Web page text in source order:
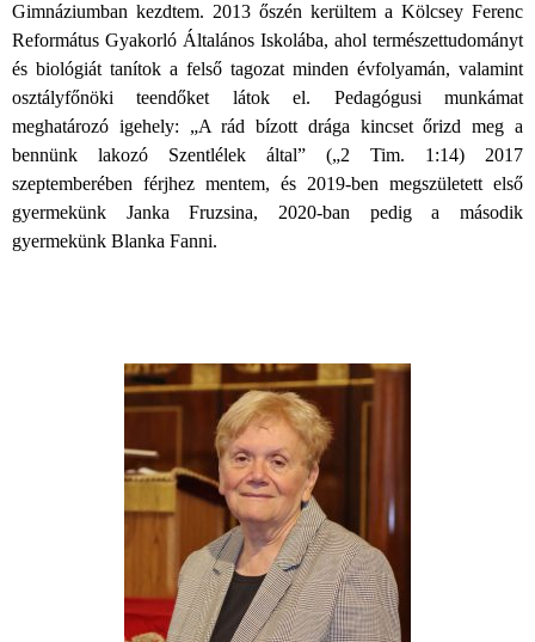
Gimnáziumban kezdtem. 2013 őszén kerültem a Kölcsey Ferenc
Református Gyakorló Általános Iskolába, ahol természettudományt
és biológiát tanítok a felső tagozat minden évfolyamán, valamint
osztályfőnöki teendőket látok el. Pedagógusi munkámat
meghatározó igehely: „A rád bízott drága kincset őrizd meg a
bennünk lakozó Szentlélek által” („2 Tim. 1:14) 2017
szeptemberében férjhez mentem, és 2019-ben megszületett első
gyermekünk Janka Fruzsina, 2020-ban pedig a második
gyermekünk Blanka Fanni.